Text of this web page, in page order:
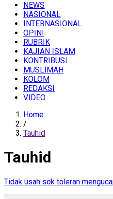
NEWS
NASIONAL
INTERNASIONAL
OPINI
RUBRIK
KAJIAN ISLAM
KONTRIBUSI
MUSLIMAH
KOLOM
REDAKSI
VIDEO
Home
/
Tauhid
Tauhid
Tidak usah sok toleran